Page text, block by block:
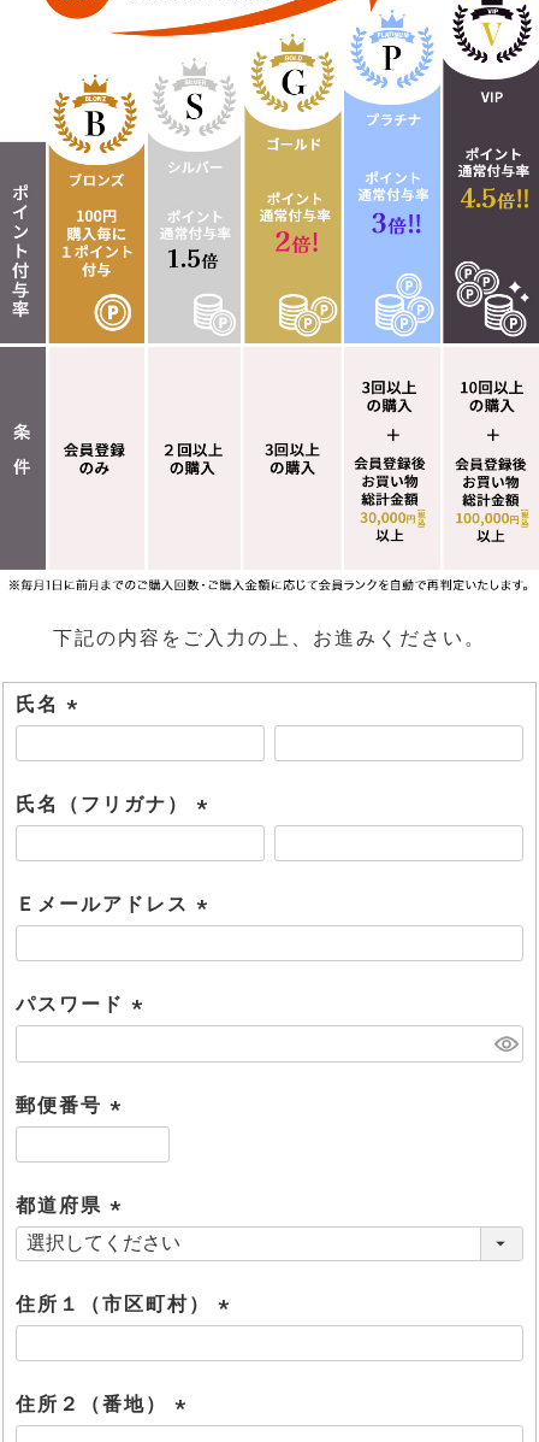
下記の内容をご入力の上、お進みください。
氏名
必
須
)
氏名（フリガナ）
必
須
)
Ｅメールアドレス
必
)
パスワード
必
)
郵便番号
必
須
)
都道府県
(
必
須
)
住所１（市区町村）
必
)
住所２（番地）